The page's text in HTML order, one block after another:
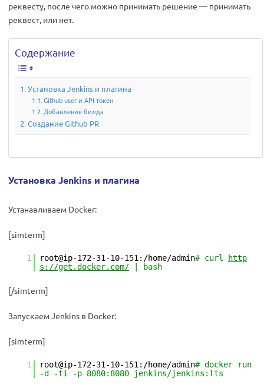
реквесту, после чего можно принимать решение — принимать
реквест, или нет.
Содержание
Установка Jenkins и плагина
Github user и API-токен
Добавление билда
Создание Github PR
Установка Jenkins и плагина
Устанавливаем Docker:
[simterm]
1 root@ip-172-31-10-151:/home/admin# curl
http
s://get.docker.com/ | bash
[/simterm]
Запускаем Jenkins в Docker:
[simterm]
1 root@ip-172-31-10-151:/home/admin# docker run
-d -ti -p 8080:8080 jenkins/jenkins:lts